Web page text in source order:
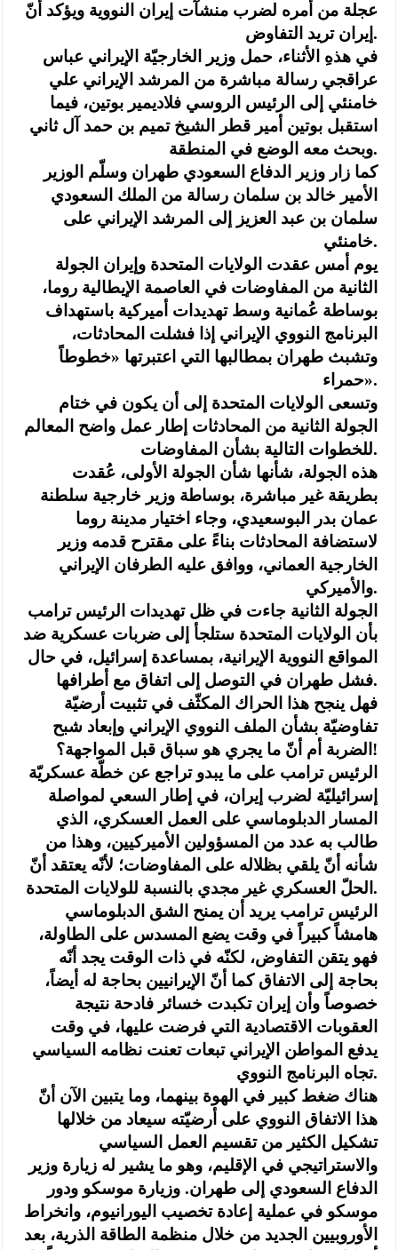
عجلة من أمره لضرب منشآت إيران النووية ويؤكد أنّ
إيران تريد التفاوض.
في هذهِ الأثناء، حمل وزير الخارجيّة الإيراني عباس
عراقجي رسالة مباشرة من المرشد الإيراني علي
خامنئي إلى الرئيس الروسي فلاديمير بوتين، فيما
استقبل بوتين أمير قطر الشيخ تميم بن حمد آل ثاني
وبحث معه الوضع في المنطقة.
كما زار وزير الدفاع السعودي طهران وسلّم الوزير
الأمير خالد بن سلمان رسالة من الملك السعودي
سلمان بن عبد العزيز إلى المرشد الإيراني على
خامنئي.
يوم أمس عقدت الولايات المتحدة وإيران الجولة
الثانية من المفاوضات في العاصمة الإيطالية روما،
بوساطة عُمانية وسط تهديدات أميركية باستهداف
البرنامج النووي الإيراني إذا فشلت المحادثات،
وتشبث طهران بمطالبها التي اعتبرتها «خطوطاً
حمراء».
وتسعى الولايات المتحدة إلى أن يكون في ختام
الجولة الثانية من المحادثات إطار عمل واضح المعالم
للخطوات التالية بشأن المفاوضات.
هذه الجولة، شأنها شأن الجولة الأولى، عُقدت
بطريقة غير مباشرة، بوساطة وزير خارجية سلطنة
عمان بدر البوسعيدي، وجاء اختيار مدينة روما
لاستضافة المحادثات بناءً على مقترح قدمه وزير
الخارجية العماني، ووافق عليه الطرفان الإيراني
والأميركي.
الجولة الثانية جاءت في ظل تهديدات الرئيس ترامب
بأن الولايات المتحدة ستلجأ إلى ضربات عسكرية ضد
المواقع النووية الإيرانية، بمساعدة إسرائيل، في حال
فشل طهران في التوصل إلى اتفاق مع أطرافها.
فهل ينجح هذا الحراك المكثّف في تثبيت أرضيّة
تفاوضيّة بشأن الملف النووي الإيراني وإبعاد شبح
الضربة أم أنّ ما يجري هو سباق قبل المواجهة؟!
الرئيس ترامب على ما يبدو تراجع عن خطّة عسكريّة
إسرائيليّة لضرب إيران، في إطار السعي لمواصلة
المسار الدبلوماسي على العمل العسكري، الذي
طالب به عدد من المسؤولين الأميركيين، وهذا من
شأنه أنّ يلقي بظلاله على المفاوضات؛ لأنّه يعتقد أنّ
الحلّ العسكري غير مجدي بالنسبة للولايات المتحدة.
الرئيس ترامب يريد أن يمنح الشق الدبلوماسي
هامشاً كبيراً في وقت يضع المسدس على الطاولة،
فهو يتقن التفاوض، لكنّه في ذات الوقت يجد أنّه
بحاجة إلى الاتفاق كما أنّ الإيرانيين بحاجة له أيضاً،
خصوصاً وأن إيران تكبدت خسائر فادحة نتيجة
العقوبات الاقتصادية التي فرضت عليها، في وقت
يدفع المواطن الإيراني تبعات تعنت نظامه السياسي
تجاه البرنامج النووي.
هناك ضغط كبير في الهوة بينهما، وما يتبين الآن أنّ
هذا الاتفاق النووي على أرضيّته سيعاد من خلالها
تشكيل الكثير من تقسيم العمل السياسي
والاستراتيجي في الإقليم، وهو ما يشير له زيارة وزير
الدفاع السعودي إلى طهران. وزيارة موسكو ودور
موسكو في عملية إعادة تخصيب اليورانيوم، وانخراط
الأوروبيين الجديد من خلال منظمة الطاقة الذرية، بعد